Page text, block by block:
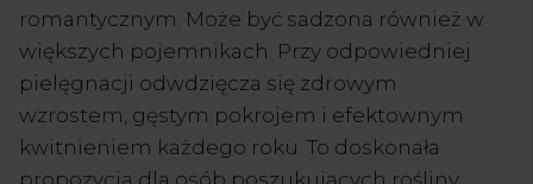
romantycznym. Może być sadzona również w
większych pojemnikach. Przy odpowiedniej
pielęgnacji odwdzięcza się zdrowym
wzrostem, gęstym pokrojem i efektownym
kwitnieniem każdego roku. To doskonała
propozycja dla osób poszukujących rośliny